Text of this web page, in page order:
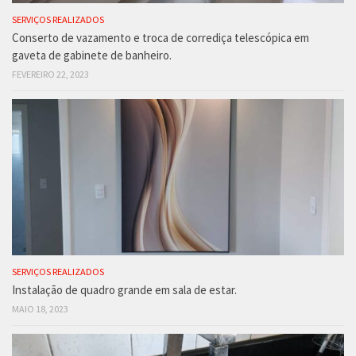
SERVIÇOS REALIZADOS
Conserto de vazamento e troca de corrediça telescópica em
gaveta de gabinete de banheiro.
FEVEREIRO 22, 2023
SERVIÇOS REALIZADOS
Instalação de quadro grande em sala de estar.
MAIO 18, 2023